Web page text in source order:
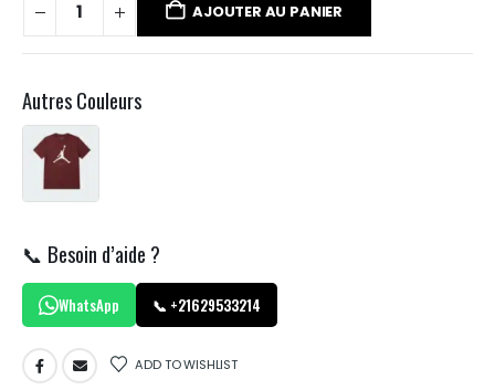
AJOUTER AU PANIER
Autres Couleurs
📞 Besoin d’aide ?
WhatsApp 📞 +21629533214
ADD TO WISHLIST